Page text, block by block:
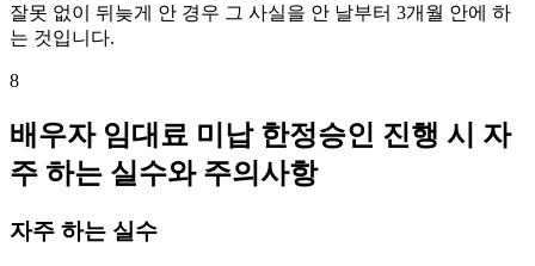
잘못 없이 뒤늦게 안 경우 그 사실을 안 날부터 3개월 안에 하
는 것입니다.
8
배우자 임대료 미납 한정승인 진행 시 자
주 하는 실수와 주의사항
자주 하는 실수